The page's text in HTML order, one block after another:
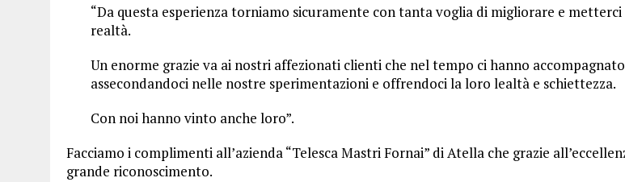
“Da questa esperienza torniamo sicuramente con tanta voglia di migliorare e
realtà.
Un enorme grazie va ai nostri affezionati clienti che nel tempo ci hanno
assecondandoci nelle nostre sperimentazioni e offrendoci la loro lealtà e schiettezza.
Con noi hanno vinto anche loro”.
Facciamo i complimenti all’azienda “Telesca Mastri Fornai” di Atella che grazie
grande riconoscimento.